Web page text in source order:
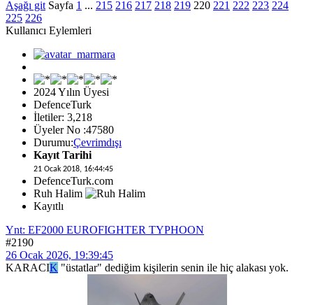
Aşağı git Sayfa 1 ... 215 216 217 218 219 220 221 222 223 224
225 226
Kullanıcı Eylemleri
2024 Yılın Üyesi
DefenceTurk
İletiler: 3,218
Üyeler No :47580
Durumu:Çevrimdışı
Kayıt Tarihi
21 Ocak 2018, 16:44:45
DefenceTurk.com
Ruh Halim
Kayıtlı
Ynt: EF2000 EUROFIGHTER TYPHOON
#2190
26 Ocak 2026, 19:39:45
KARACIK "üstatlar" dediğim kişilerin senin ile hiç alakası yok.